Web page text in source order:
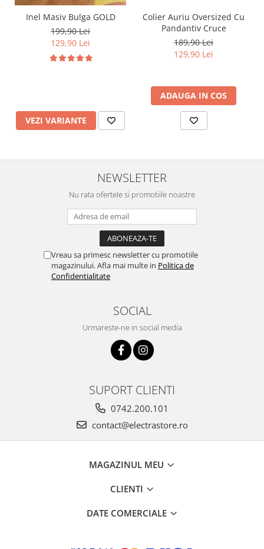
Inel Masiv Bulga GOLD
199,90 Lei
129,90 Lei
VEZI VARIANTE
Colier Auriu Oversized Cu
Pandantiv Cruce
189,90 Lei
129,90 Lei
ADAUGA IN COS
NEWSLETTER
Nu rata ofertele si promotiile noastre
Vreau sa primesc newsletter cu promotiile
magazinului. Afla mai multe in Politica de
Confidentialitate
SOCIAL
Urmareste-ne in social media
SUPORT CLIENTI
0742.200.101
contact@electrastore.ro
MAGAZINUL MEU
CLIENTI
DATE COMERCIALE